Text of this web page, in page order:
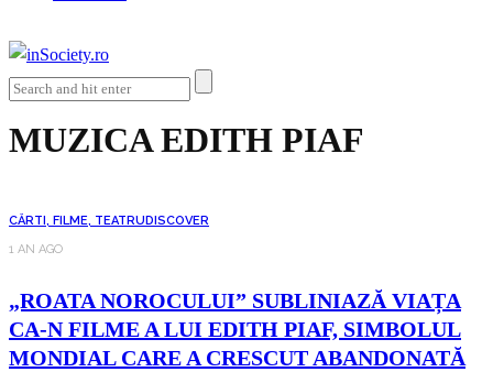
MUZICA EDITH PIAF
CĂRTI, FILME, TEATRUDISCOVER
1 AN AGO
„ROATA NOROCULUI” SUBLINIAZĂ VIAȚA
CA-N FILME A LUI EDITH PIAF, SIMBOLUL
MONDIAL CARE A CRESCUT ABANDONATĂ